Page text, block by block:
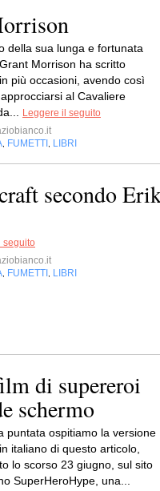
della sua lunga e fortunata
Morrison ha scritto
più occasioni, avendo così
al Cavaliere
Leggere il seguito
FUMETTI LIBRI
secondo
seguito
FUMETTI LIBRI
di supereroi
schermo
puntata ospitiamo la versione
italiano di questo articolo,
lo scorso 23 giugno, sul sito
SuperHeroHype, una...